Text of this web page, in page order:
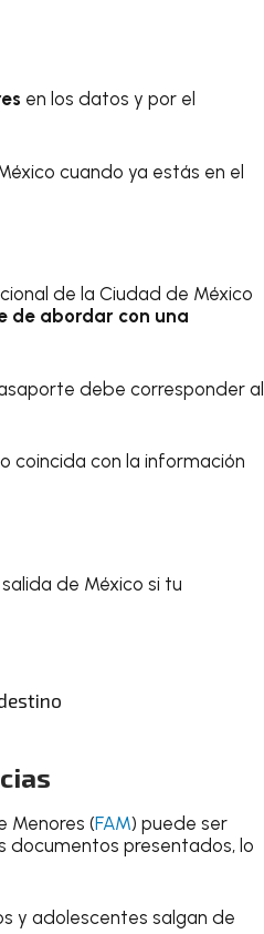
en los datos y por el
cuando ya estás en el
de la Ciudad de México
de abordar con una
debe corresponder al
coincida con la información
de México si tu
Menores (FAM) puede ser
documentos presentados, lo
y adolescentes salgan de